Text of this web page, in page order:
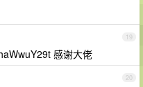
19
感谢大佬
20